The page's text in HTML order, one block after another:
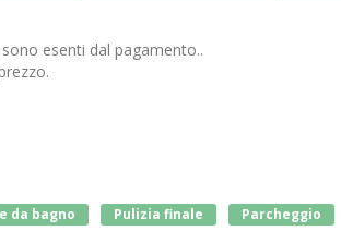
esenti dal pagamento..
da bagno Pulizia finale Parcheggio